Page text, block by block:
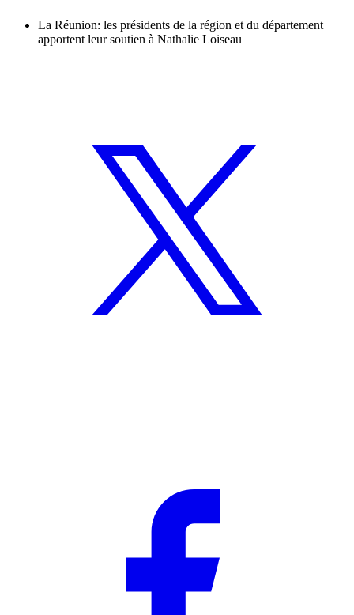
La Réunion: les présidents de la région et du département
apportent leur soutien à Nathalie Loiseau